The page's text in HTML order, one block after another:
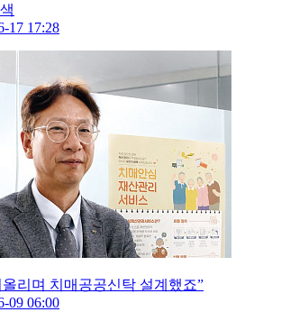
17 17:28
리며 치매공공신탁 설계했죠”
09 06:00